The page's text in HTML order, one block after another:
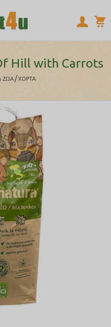
Hill with Carrots
ΖΩΑ /ΧΟΡΤΑ